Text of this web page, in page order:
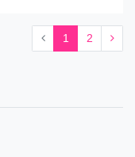
1 2